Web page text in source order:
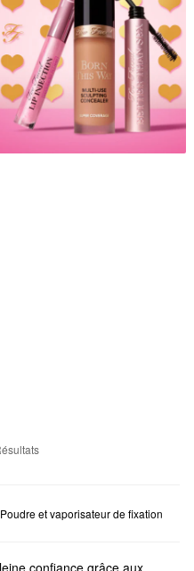
Poudre et vaporisateur de fixation
confiance grâce aux